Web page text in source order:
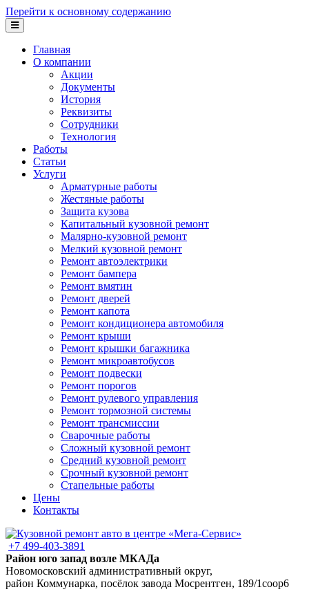
Перейти к основному содержанию
Главная
О компании
Акции
Документы
История
Реквизиты
Сотрудники
Технология
Работы
Статьи
Услуги
Арматурные работы
Жестяные работы
Защита кузова
Капитальный кузовной ремонт
Малярно-кузовной ремонт
Мелкий кузовной ремонт
Ремонт автоэлектрики
Ремонт бампера
Ремонт вмятин
Ремонт дверей
Ремонт капота
Ремонт кондиционера автомобиля
Ремонт крыши
Ремонт крышки багажника
Ремонт микроавтобусов
Ремонт подвески
Ремонт порогов
Ремонт рулевого управления
Ремонт тормозной системы
Ремонт трансмиссии
Сварочные работы
Сложный кузовной ремонт
Средний кузовной ремонт
Срочный кузовной ремонт
Стапельные работы
Цены
Контакты
+7 499-403-3891
Район юго запад возле МКАДа
Новомосковский административный округ,
район Коммунарка, посёлок завода Мосрентген, 189/1соор6